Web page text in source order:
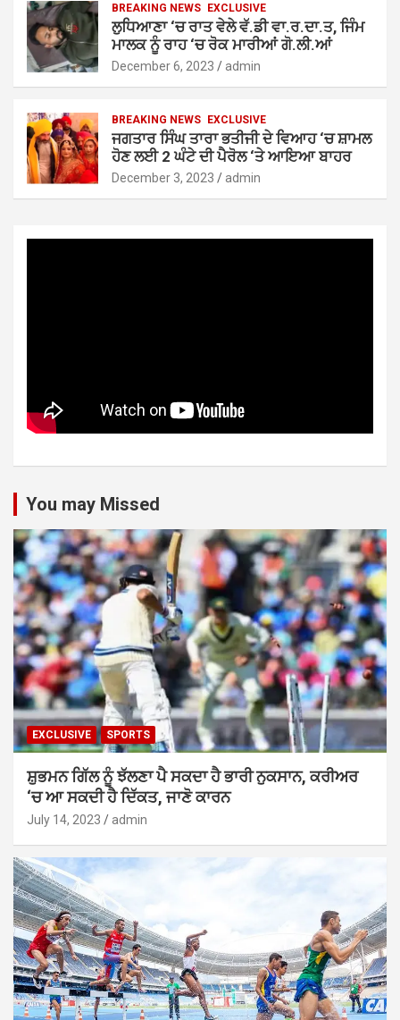
BREAKING NEWS EXCLUSIVE
ਲੁਧਿਆਣਾ ‘ਚ ਰਾਤ ਵੇਲੇ ਵੱ.ਡੀ ਵਾ.ਰ.ਦਾ.ਤ, ਜਿੰਮ
ਮਾਲਕ ਨੂੰ ਰਾਹ ‘ਚ ਰੋਕ ਮਾਰੀਆਂ ਗੋ.ਲੀ.ਆਂ
December 6, 2023 admin
BREAKING NEWS EXCLUSIVE
ਜਗਤਾਰ ਸਿੰਘ ਤਾਰਾ ਭਤੀਜੀ ਦੇ ਵਿਆਹ ‘ਚ ਸ਼ਾਮਲ
ਹੋਣ ਲਈ 2 ਘੰਟੇ ਦੀ ਪੈਰੋਲ ‘ਤੇ ਆਇਆ ਬਾਹਰ
December 3, 2023 admin
You may Missed
EXCLUSIVE SPORTS
ਸ਼ੁਭਮਨ ਗਿੱਲ ਨੂੰ ਝੱਲਣਾ ਪੈ ਸਕਦਾ ਹੈ ਭਾਰੀ ਨੁਕਸਾਨ, ਕਰੀਅਰ
‘ਚ ਆ ਸਕਦੀ ਹੈ ਦਿੱਕਤ, ਜਾਣੋ ਕਾਰਨ
July 14, 2023 admin